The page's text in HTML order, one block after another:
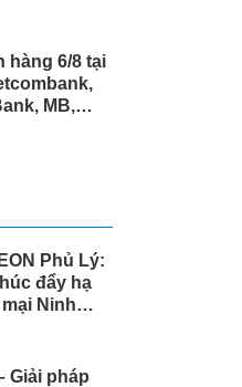
hàng 6/8 tại
MB,
Phủ Lý:
đẩy hạ
Ninh
Giải pháp